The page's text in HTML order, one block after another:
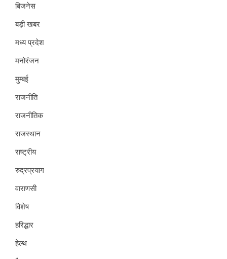
बिजनेस
बड़ी खबर
मध्य प्रदेश
मनोरंजन
मुम्बई
राजनीति
राजनीतिक
राजस्थान
राष्ट्रीय
रुद्रप्रयाग
वाराणसी
विशेष
हरिद्धार
हेल्थ